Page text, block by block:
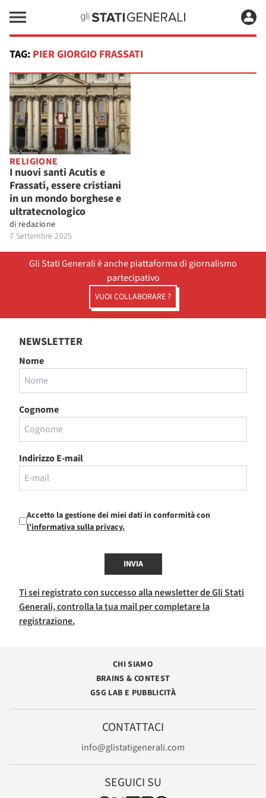
TAG: PIER GIORGIO FRASSATI
RELIGIONE
I nuovi santi Acutis e
Frassati, essere cristiani
in un mondo borghese e
ultratecnologico
di redazione
7 Settembre 2025
Gli Stati Generali è anche piattaforma di giornalismo
partecipativo
VUOI COLLABORARE ?
NEWSLETTER
Nome
Cognome
Indirizzo E-mail
Accetto la gestione dei miei dati in conformità con
l'informativa sulla privacy.
INVIA
Ti sei registrato con successo alla newsletter de Gli Stati
Generali, controlla la tua mail per completare la
registrazione.
CHI SIAMO
BRAINS & CONTEST
GSG LAB E PUBBLICITÀ
CONTATTACI
info@glistatigenerali.com
SEGUICI SU